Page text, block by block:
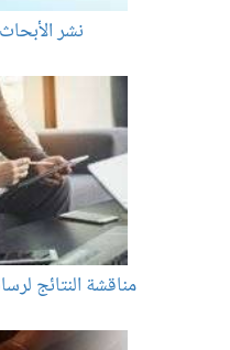
نشر
مناقشة النتائج